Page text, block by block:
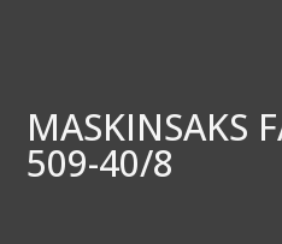
MASKINSAKS
509-40/8